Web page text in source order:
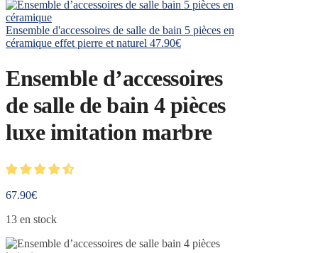
Ensemble d'accessoires de salle de bain 5 pièces en
céramique effet pierre et naturel 47.90€
Ensemble d’accessoires
de salle de bain 4 pièces
luxe imitation marbre
67.90€
13 en stock